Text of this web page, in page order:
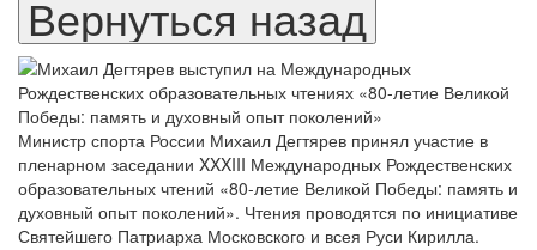
Министр спорта России Михаил Дегтярев принял участие в
пленарном заседании XXXIII Международных Рождественских
образовательных чтений «80-летие Великой Победы: память и
духовный опыт поколений». Чтения проводятся по инициативе
Святейшего Патриарха Московского и всея Руси Кирилла.